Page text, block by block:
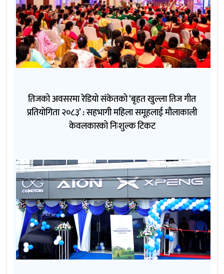
तिजको अवसरमा रेडियो संकेतको ‘बृहत खुल्ला तिज गीत
प्रतियोगिता २०८३’ : सहभागी महिला समूहलाई मौलाकाली
केवलकारको निःशुल्क टिकट